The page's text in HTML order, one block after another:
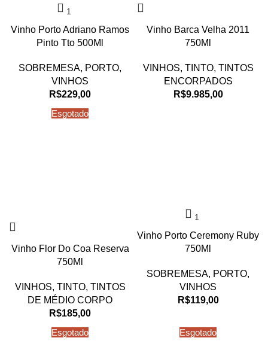
Vinho Porto Adriano Ramos
Pinto Tto 500Ml
SOBREMESA, PORTO,
VINHOS
R$229,00
Vinho Barca Velha 2011
750Ml
VINHOS, TINTO, TINTOS
ENCORPADOS
R$9.985,00
Esgotado
Vinho Flor Do Coa Reserva
750Ml
VINHOS, TINTO, TINTOS
DE MÉDIO CORPO
R$185,00
Vinho Porto Ceremony Ruby
750Ml
SOBREMESA, PORTO,
VINHOS
R$119,00
Esgotado Esgotado